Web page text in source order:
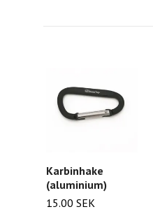
Karbinhake
(aluminium)
15.00 SEK